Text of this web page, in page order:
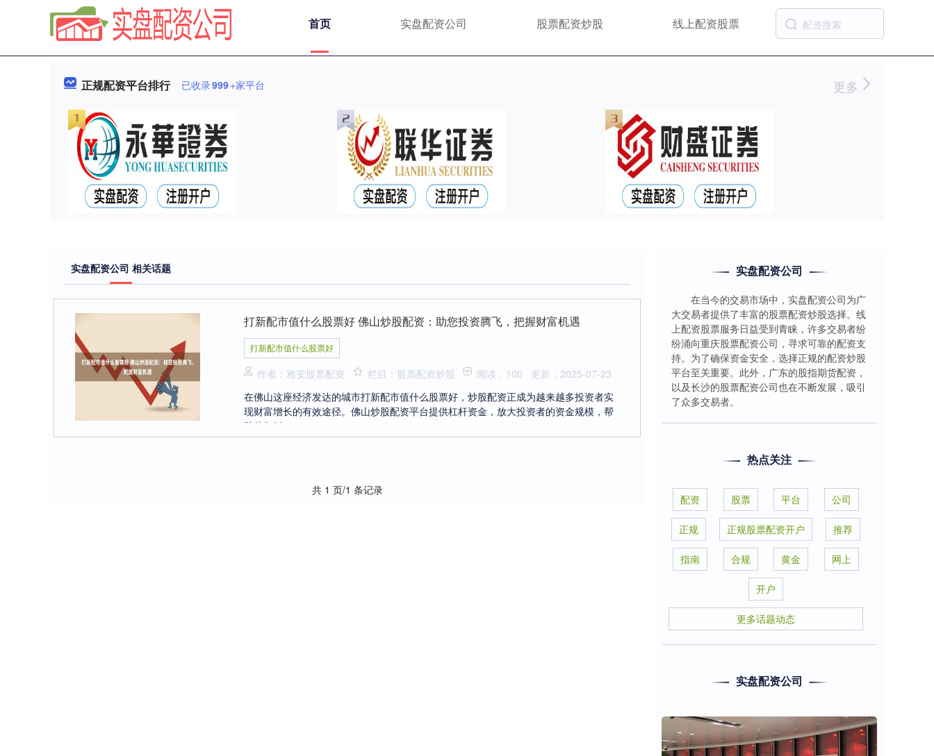
首页 实盘配资公司 股票配资炒股 线上配资股票
正规配资平台排行 已收录999+家平台 更多
实盘配资公司 相关话题
打新配市值什么股票好 佛山炒股配资：助您投资腾飞，把握财富机遇
打新配市值什么股票好
作者：雅安股票配资 栏目：股票配资炒股 阅读：100
更新：2025-07-23
在佛山这座经济发达的城市打新配市值什么股票好，炒股配资正成为越来越多投资者实
现财富增长的有效途径。佛山炒股配资平台提供杠杆资金，放大投资者的资金规模，帮
助他们抓....
共 1 页/1 条记录
实盘配资公司
在当今的交易市场中，实盘配资公司为广
大交易者提供了丰富的股票配资炒股选择。线
上配资股票服务日益受到青睐，许多交易者纷
纷涌向重庆股票配资公司，寻求可靠的配资支
持。为了确保资金安全，选择正规的配资炒股
平台至关重要。此外，广东的股指期货配资，
以及长沙的股票配资公司也在不断发展，吸引
了众多交易者。
热点关注
配资 股票 平台 公司
正规 正规股票配资开户 推荐
指南 合规 黄金 网上
开户
更多话题动态
实盘配资公司